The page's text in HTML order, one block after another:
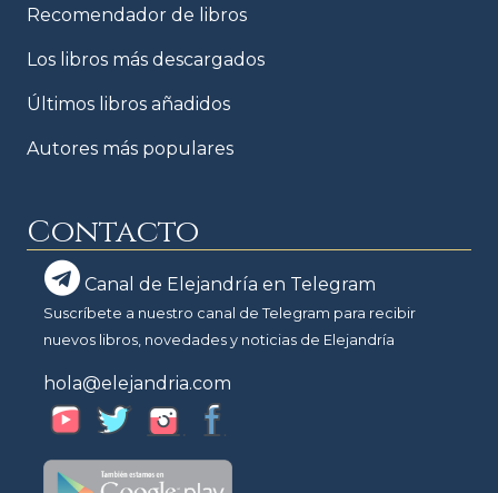
Recomendador de libros
Los libros más descargados
Últimos libros añadidos
Autores más populares
Contacto
Canal de Elejandría en Telegram
Suscríbete a nuestro canal de Telegram para recibir
nuevos libros, novedades y noticias de Elejandría
hola@elejandria.com